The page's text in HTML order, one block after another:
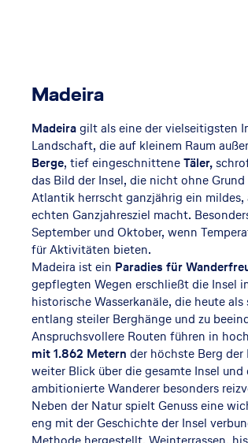
Madeira
Madeiragilt als eine der vielseitigsten
Landschaft, die auf kleinem Raum
Berge, tief eingeschnitteneTäler,
das Bild der Insel, die nicht ohne Grund
Atlantik herrscht ganzjährig ein mildes,
echten Ganzjahresziel macht.
September und Oktober, wenn
für Aktivitäten bieten.
Madeira ist ein Paradies für
gepflegten Wegen erschließt die Insel
historische Wasserkanäle, die heute
entlang steiler Berghänge und zu
Anspruchsvollere Routen führen in
mit 1.862 Metern der höchste Berg
weiter Blick über die gesamte Insel
ambitionierte Wanderer besonders
Neben der Natur spielt Genuss eine
eng mit der Geschichte der Insel